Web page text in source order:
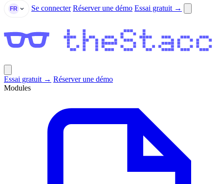
FR Se connecter Réserver une démo Essai gratuit →
Essai gratuit → Réserver une démo
Modules